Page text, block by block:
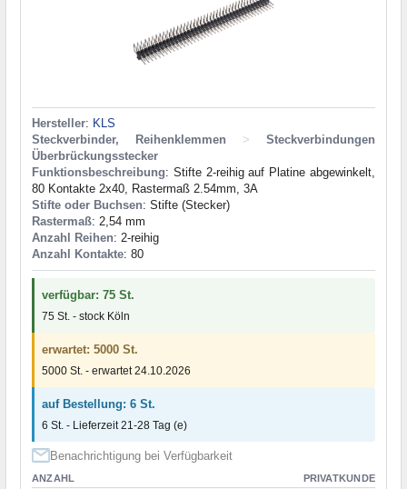
Hersteller: KLS
Steckverbinder, Reihenklemmen
>
Steckverbindungen
Überbrückungsstecker
Funktionsbeschreibung: Stifte 2-reihig auf Platine abgewinkelt,
80 Kontakte 2x40, Rastermaß 2.54mm, 3A
Stifte oder Buchsen: Stifte (Stecker)
Rastermaß: 2,54 mm
Anzahl Reihen: 2-reihig
Anzahl Kontakte: 80
verfügbar: 75 St.
75 St. - stock Köln
erwartet: 5000 St.
5000 St. - erwartet 24.10.2026
auf Bestellung: 6 St.
6 St. - Lieferzeit 21-28 Tag (e)
Benachrichtigung bei Verfügbarkeit
ANZAHL PRIVATKUNDE